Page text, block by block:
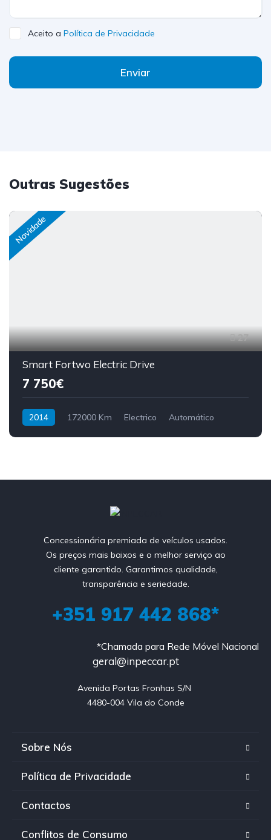
Aceito a Política de Privacidade
Enviar
Outras Sugestões
Novidade
27
Smart Fortwo Electric Drive
7 750€
2014 172000 Km Electrico Automático
Concessionária premiada de veículos usados.
Os preços mais baixos e o melhor serviço ao
cliente garantido. Garantimos qualidade,
transparência e seriedade.
+351 917 442 868*
*Chamada para Rede Móvel Nacional
geral@inpeccar.pt
Avenida Portas Fronhas S/N
4480-004 Vila do Conde
Sobre Nós
Política de Privacidade
Contactos
Conflitos de Consumo